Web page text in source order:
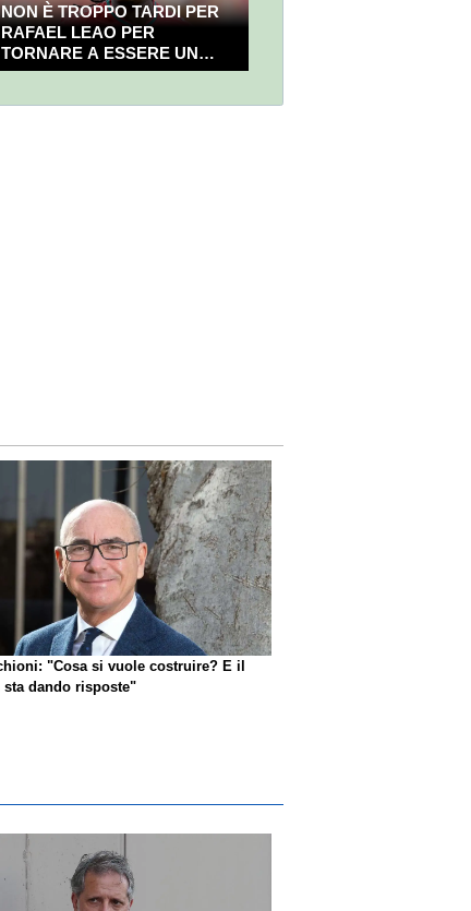
NON È TROPPO TARDI PER
RAFAEL LEAO PER
TORNARE A ESSERE UN
CAMPIONE
"Cosa si vuole costruire? E il
sta dando risposte"